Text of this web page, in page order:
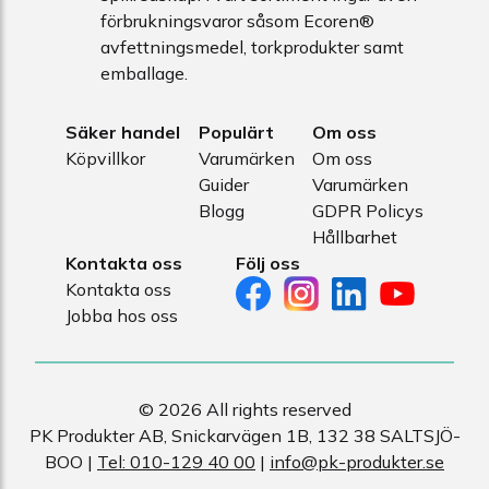
förbrukningsvaror såsom Ecoren®
avfettningsmedel, torkprodukter samt
emballage.
Säker handel
Köpvillkor
Populärt
Varumärken
Guider
Blogg
Om oss
Om oss
Varumärken
GDPR Policys
Hållbarhet
Kontakta oss
Kontakta oss
Jobba hos oss
Följ oss
© 2026 All rights reserved
PK Produkter AB, Snickarvägen 1B, 132 38 SALTSJÖ-
BOO | Tel: 010-129 40 00 | info@pk-produkter.se